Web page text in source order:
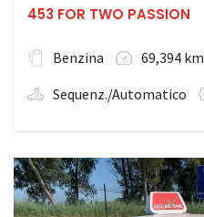
453 FOR TWO PASSION
Benzina 69,394 km
Sequenz./Automatico